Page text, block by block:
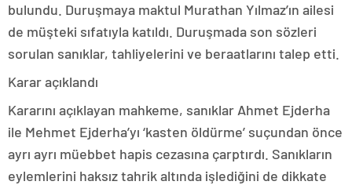
bulundu. Duruşmaya maktul Murathan Yılmaz’ın ailesi
de müşteki sıfatıyla katıldı. Duruşmada son sözleri
sorulan sanıklar, tahliyelerini ve beraatlarını talep etti.
Karar açıklandı
Kararını açıklayan mahkeme, sanıklar Ahmet Ejderha
ile Mehmet Ejderha’yı ‘kasten öldürme’ suçundan önce
ayrı ayrı müebbet hapis cezasına çarptırdı. Sanıkların
eylemlerini haksız tahrik altında işlediğini de dikkate